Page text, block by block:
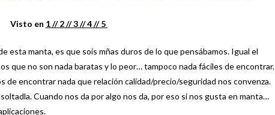
Visto en 1 // 2 // 3 // 4 // 5
esta manta, es que sois mñas duros de lo que pensábamos. Igual el
que no son nada baratas y lo peor… tampoco nada fáciles de encontrar.
de encontrar nada que relación calidad/precio/seguridad nos convenza.
Cuando nos da por algo nos da, por eso si nos gusta en manta…